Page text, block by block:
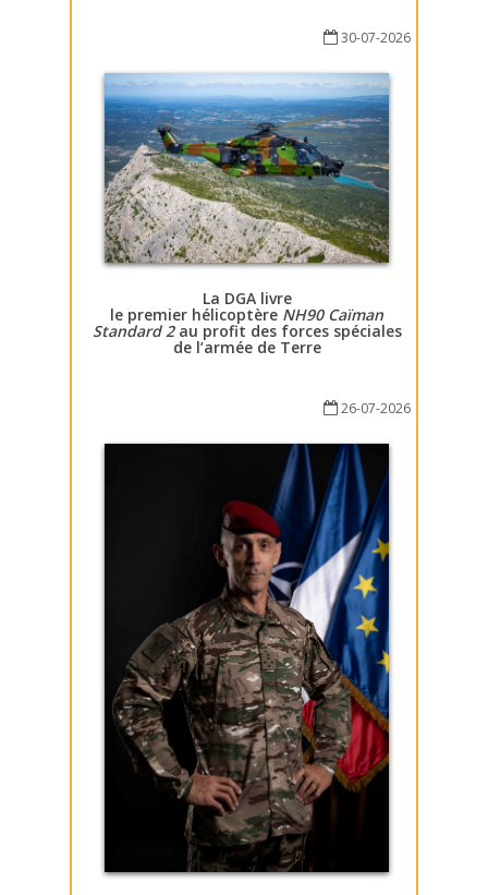
30-07-2026
La DGA livre
le premier hélicoptère NH90 Caïman
Standard 2au profit des forces spéciales
de l’armée de Terre
26-07-2026